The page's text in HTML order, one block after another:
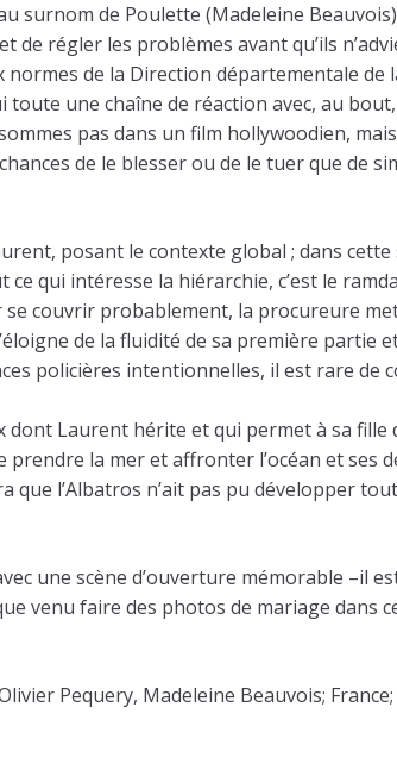
surnom de Poulette (Madeleine
de régler les problèmes avant qu’ils
de la Direction départementale de
une chaîne de réaction avec, au
pas dans un film hollywoodien,
de le blesser ou de le tuer que de
posant le contexte global ; dans
qui intéresse la hiérarchie, c’est le
couvrir probablement, la procureure
de la fluidité de sa première partie
policières intentionnelles, il est rare de
dont Laurent hérite et qui permet à sa fille
la mer et affronter l’océan et ses
que l’Albatros n’ait pas pu développer
une scène d’ouverture mémorable –il
venu faire des photos de mariage dans
Pequery, Madeleine Beauvois;